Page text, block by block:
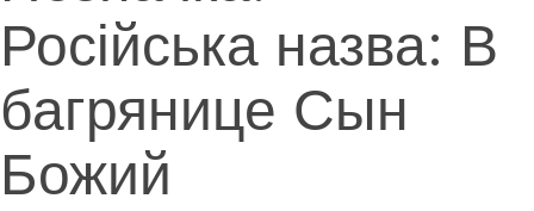
Російська назва: В
багрянице Сын
Божий